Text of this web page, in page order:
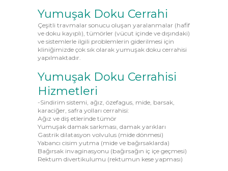
Yumuşak Doku Cerrahi
Çeşitli travmalar sonucu oluşan yaralanmalar (hafif
ve doku kayıplı), tümörler (vücut içinde ve dışındaki)
ve sistemlerle ilgili problemlerin giderilmesi için
kliniğimizde çok sık olarak yumuşak doku cerrahisi
yapılmaktadır.
Yumuşak Doku Cerrahisi
Hizmetleri
-Sindirim sistemi, ağız, özefagus, mide, barsak,
karaciğer, safra yolları cerrahisi:
Ağız ve diş etlerinde tümör
Yumuşak damak sarkması, damak yarıkları
Gastrik dilatasyon volvulus (mide dönmesi)
Yabancı cisim yutma (mide ve bağırsaklarda)
Bağırsak invaginasyonu (bağırsağın iç içe geçmesi)
Rektum divertikulumu (rektumun kese yapması)